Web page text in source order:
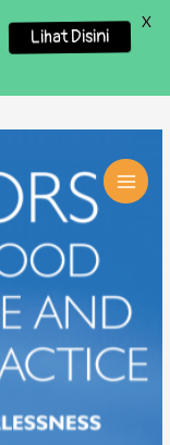
Lihat Disini
X